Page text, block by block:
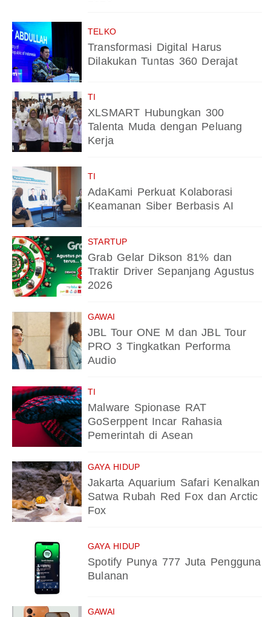
TELKO
Transformasi Digital Harus
Dilakukan Tuntas 360 Derajat
TI
XLSMART Hubungkan 300
Talenta Muda dengan Peluang
Kerja
TI
AdaKami Perkuat Kolaborasi
Keamanan Siber Berbasis AI
STARTUP
Grab Gelar Dikson 81% dan
Traktir Driver Sepanjang Agustus
2026
GAWAI
JBL Tour ONE M dan JBL Tour
PRO 3 Tingkatkan Performa
Audio
TI
Malware Spionase RAT
GoSerppent Incar Rahasia
Pemerintah di Asean
GAYA HIDUP
Jakarta Aquarium Safari Kenalkan
Satwa Rubah Red Fox dan Arctic
Fox
GAYA HIDUP
Spotify Punya 777 Juta Pengguna
Bulanan
GAWAI